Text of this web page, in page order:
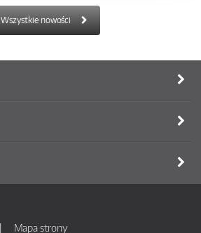
Wszystkie nowości
Mapa strony